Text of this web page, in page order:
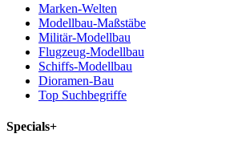
Marken-Welten
Modellbau-Maßstäbe
Militär-Modellbau
Flugzeug-Modellbau
Schiffs-Modellbau
Dioramen-Bau
Top Suchbegriffe
Specials+